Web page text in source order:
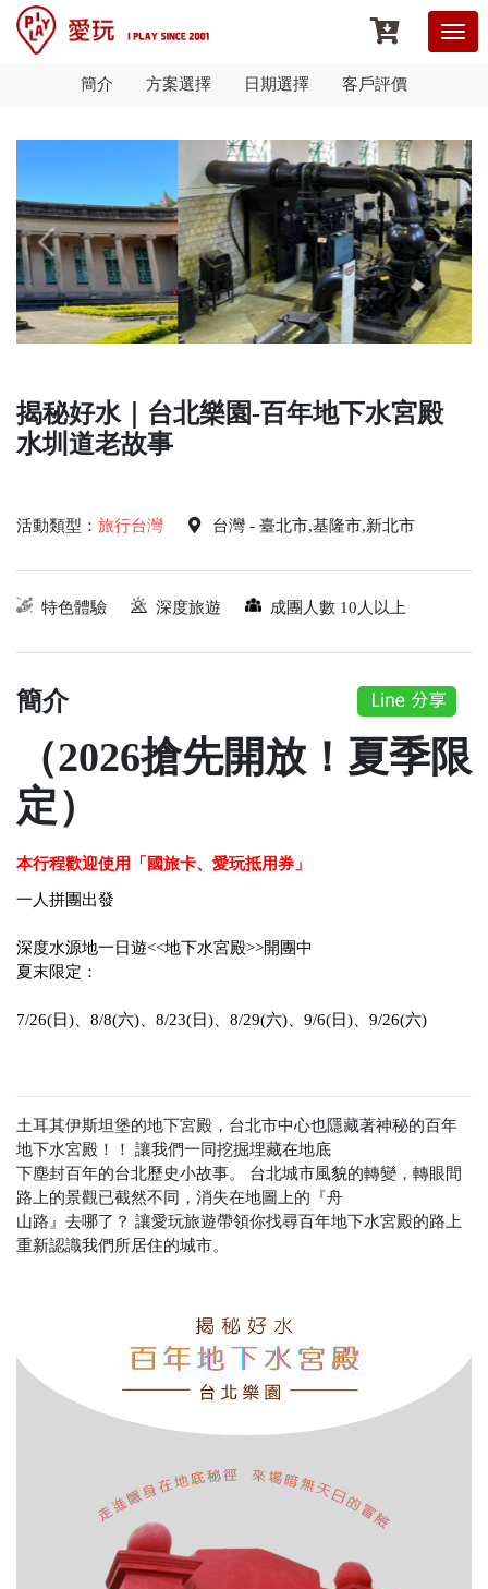
簡介 方案選擇 日期選擇 客戶評價
揭秘好水｜台北樂園-百年地下水宮殿
水圳道老故事
活動類型： 旅行台灣 台灣 - 臺北市,基隆市,新北市
特色體驗 深度旅遊 成團人數 10人以上
簡介
（2026搶先開放！夏季限
定）
本行程歡迎使用「國旅卡、愛玩抵用券」
一人拼團出發
深度水源地一日遊<<地下水宮殿>>開團中
夏末限定：
7/26(日)、8/8(六)、8/23(日)、8/29(六)、9/6(日)、9/26(六)
土耳其伊斯坦堡的地下宮殿，台北市中心也隱藏著神秘的百年
地下水宮殿！！ 讓我們一同挖掘埋藏在地底
下塵封百年的台北歷史小故事。 台北城市風貌的轉變，轉眼間
路上的景觀已截然不同，消失在地圖上的『舟
山路』去哪了？ 讓愛玩旅遊帶領你找尋百年地下水宮殿的路上
重新認識我們所居住的城市。